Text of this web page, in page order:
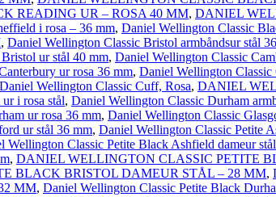
READING UR – ROSA 40 MM, DANIEL
i rosa – 36 mm, Daniel Wellington Classic
, Daniel Wellington Classic Bristol armbåndsur stål
ur stål 40 mm, Daniel Wellington Classic
ur rosa 36 mm, Daniel Wellington
Daniel Wellington Classic Cuff, Rosa, DANIEL
i rosa stål, Daniel Wellington Classic Durham
ur rosa 36 mm, Daniel Wellington Classic
ur stål 36 mm, Daniel Wellington Classic Petite
Wellington Classic Petite Black Ashfield dameur
, DANIEL WELLINGTON CLASSIC PETITE
BLACK BRISTOL DAMEUR STÅL – 28 MM,
MM, Daniel Wellington Classic Petite Black